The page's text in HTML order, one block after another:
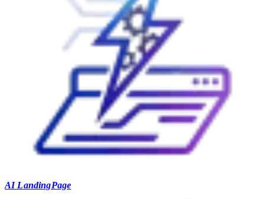
AI LandingPage